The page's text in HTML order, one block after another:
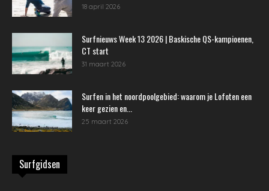
18 april 2026
Surfnieuws Week 13 2026 | Baskische QS-kampioenen,
CT start
31 maart 2026
Surfen in het noordpoolgebied: waarom je Lofoten een
keer gezien en...
25 maart 2026
Surfgidsen